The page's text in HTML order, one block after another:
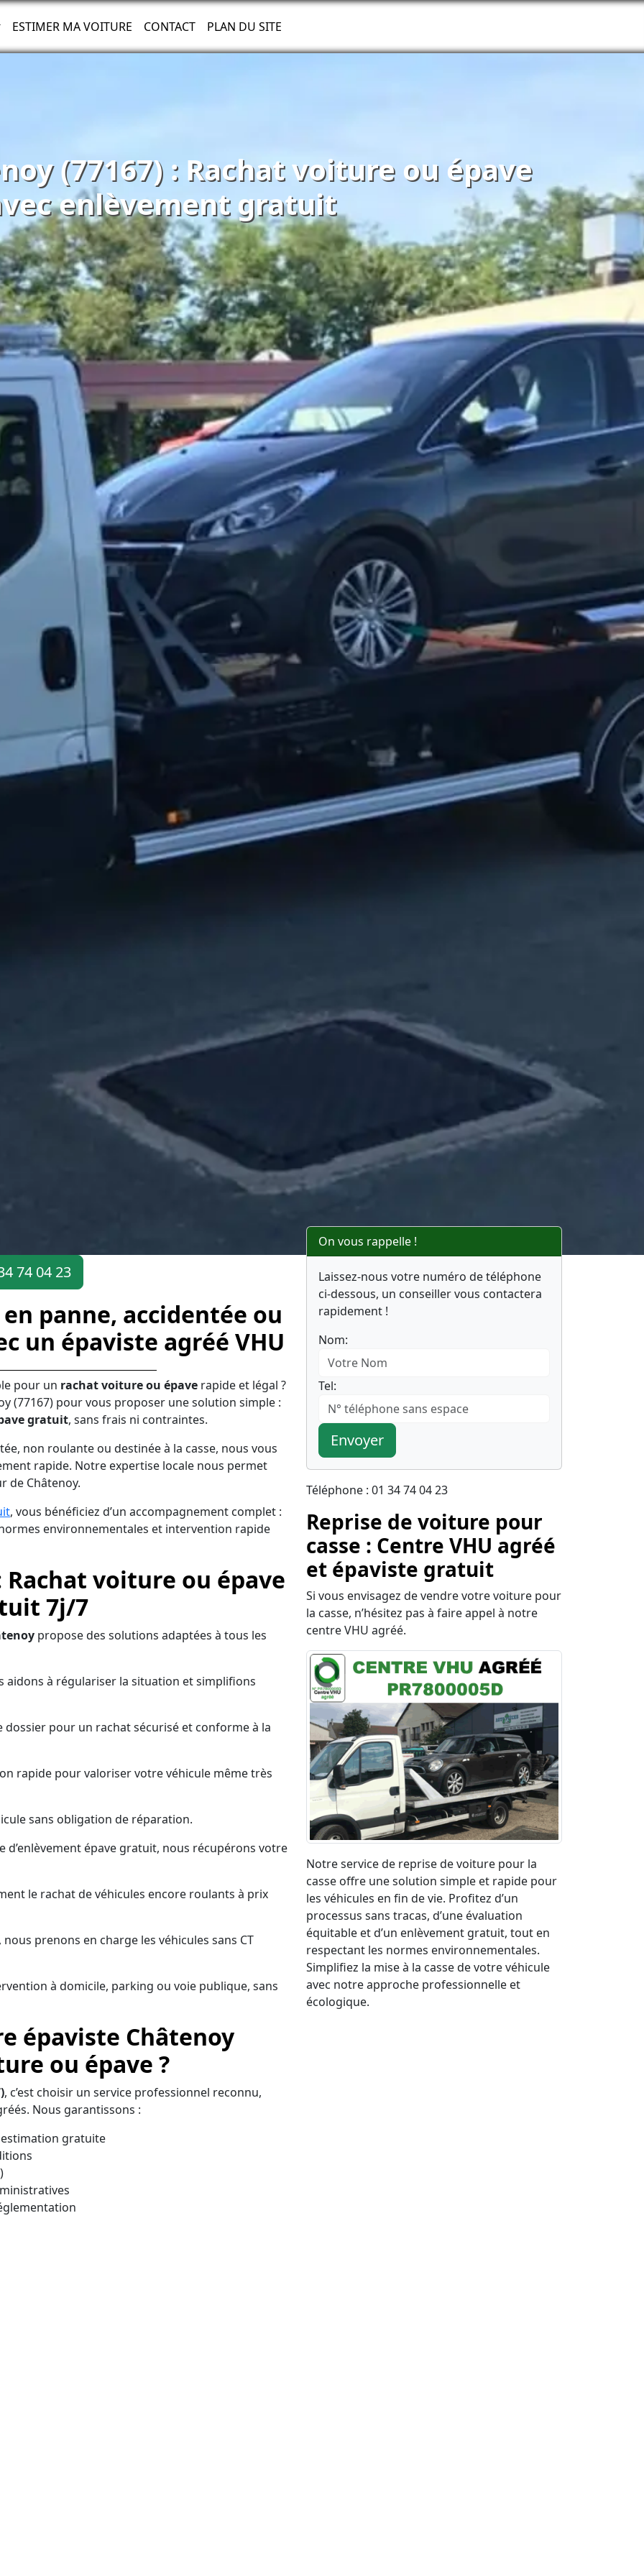
ESTIMER MA VOITURE CONTACT PLAN DU SITE
(77167) : Rachat voiture ou épave
enlèvement gratuit
74 04 23
panne, accidentée ou
un épaviste agréé VHU
pour un rachat voiture ou épave rapide et légal ?
(77167) pour vous proposer une solution simple :
gratuit, sans frais ni contraintes.
non roulante ou destinée à la casse, nous vous
rapide. Notre expertise locale nous permet
de Châtenoy.
, vous bénéficiez d’un accompagnement complet :
environnementales et intervention rapide
Rachat voiture ou épave
7j/7
propose des solutions adaptées à tous les
aidons à régulariser la situation et simplifions
pour un rachat sécurisé et conforme à la
rapide pour valoriser votre véhicule même très
sans obligation de réparation.
d’enlèvement épave gratuit, nous récupérons votre
le rachat de véhicules encore roulants à prix
prenons en charge les véhicules sans CT
à domicile, parking ou voie publique, sans
épaviste Châtenoy
ou épave ?
, c’est choisir un service professionnel reconnu,
Nous garantissons :
gratuite
On vous rappelle !
Laissez-nous votre numéro de téléphone
ci-dessous, un conseiller vous contactera
rapidement !
Nom:
Tel:
Envoyer
Téléphone : 01 34 74 04 23
Reprise de voiture pour
casse : Centre VHU agréé
et épaviste gratuit
Si vous envisagez de vendre votre voiture pour
la casse, n’hésitez pas à faire appel à notre
centre VHU agréé.
Notre service de reprise de voiture pour la
casse offre une solution simple et rapide pour
les véhicules en fin de vie. Profitez d’un
processus sans tracas, d’une évaluation
équitable et d’un enlèvement gratuit, tout en
respectant les normes environnementales.
Simplifiez la mise à la casse de votre véhicule
avec notre approche professionnelle et
écologique.